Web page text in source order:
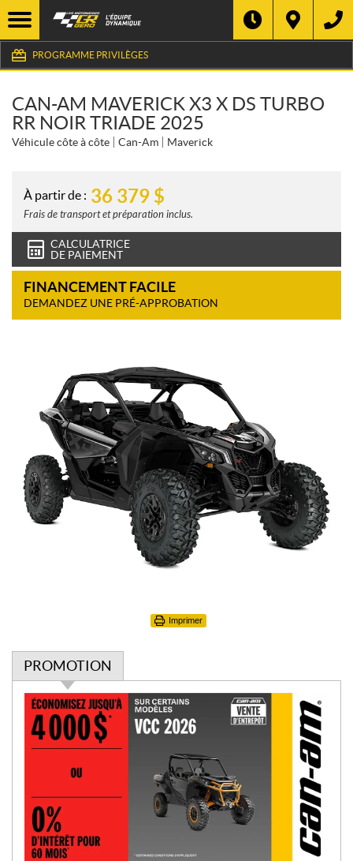
PROGRAMME PRIVILÈGES
CAN-AM MAVERICK X3 X DS TURBO
RR NOIR TRIADE 2025
Véhicule côte à côte Can-Am Maverick
À partir de : 36 379 $
Frais de transport et préparation inclus.
CALCULATRICE
DE PAIEMENT
FINANCEMENT FACILE
DEMANDEZ UNE PRÉ-APPROBATION
Imprimer
PROMOTION
P
o
m
o
n